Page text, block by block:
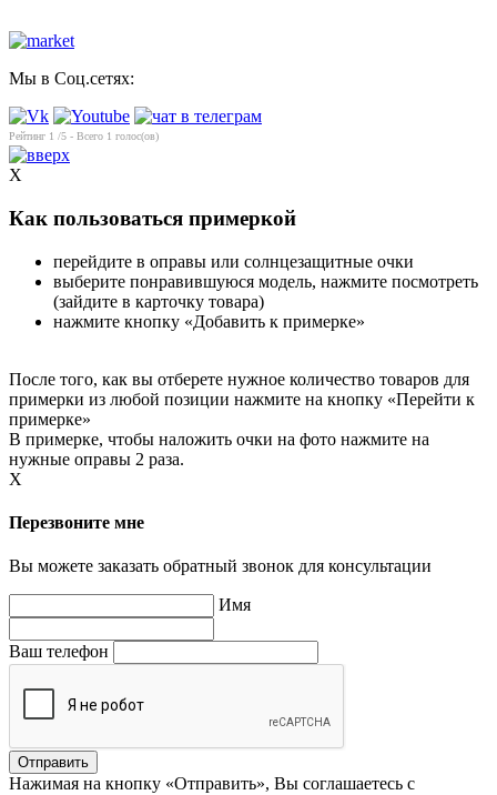
Мы в Соц.сетях:
Рейтинг 1 /5 - Всего 1 голос(ов)
X
Как пользоваться примеркой
перейдите в оправы или солнцезащитные очки
выберите понравившуюся модель, нажмите посмотреть
(зайдите в карточку товара)
нажмите кнопку «Добавить к примерке»
После того, как вы отберете нужное количество товаров для
примерки из любой позиции нажмите на кнопку «Перейти к
примерке»
В примерке, чтобы наложить очки на фото нажмите на
нужные оправы 2 раза.
X
Перезвоните мне
Вы можете заказать обратный звонок для консультации
Имя
Ваш телефон
Нажимая на кнопку «Отправить», Вы соглашаетесь с